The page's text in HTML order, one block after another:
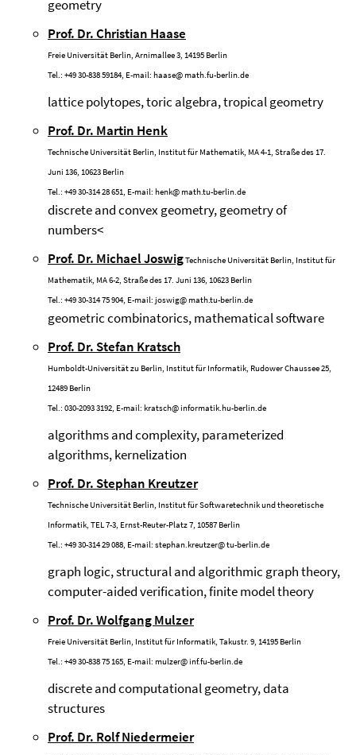
geometry
Prof. Dr. Christian Haase
Freie Universität Berlin, Arnimallee 3, 14195 Berlin
Tel.: +49 30-838 59184, E-mail: haase@math.fu-berlin.de
lattice polytopes, toric algebra, tropical geometry
Prof. Dr. Martin Henk
Technische Universität Berlin, Institut für Mathematik, MA 4-1, Straße des 17.
Juni 136, 10623 Berlin
Tel.: +49 30-314 28 651, E-mail: henk@math.tu-berlin.de
discrete and convex geometry, geometry of
numbers<
Prof. Dr. Michael JoswigTechnische Universität Berlin, Institut für
Mathematik, MA 6-2, Straße des 17. Juni 136, 10623 Berlin
Tel.: +49 30-314 75 904, E-mail: joswig@math.tu-berlin.de
geometric combinatorics, mathematical software
Prof. Dr. Stefan Kratsch
Humboldt-Universität zu Berlin, Institut für Informatik, Rudower Chaussee 25,
12489 Berlin
Tel.: 030-2093 3192, E-mail: kratsch@informatik.hu-berlin.de
algorithms and complexity, parameterized
algorithms, kernelization
Prof. Dr. Stephan Kreutzer
Technische Universität Berlin, Institut für Softwaretechnik und theoretische
Informatik, TEL 7-3, Ernst-Reuter-Platz 7, 10587 Berlin
Tel.: +49 30-314 29 088, E-mail: stephan.kreutzer@tu-berlin.de
graph logic, structural and algorithmic graph theory,
computer-aided verification, finite model theory
Prof. Dr. Wolfgang Mulzer
Freie Universität Berlin, Institut für Informatik, Takustr. 9, 14195 Berlin
Tel.: +49 30-838 75 165, E-mail: mulzer@inf.fu-berlin.de
discrete and computational geometry, data
structures
Prof. Dr. Rolf Niedermeier